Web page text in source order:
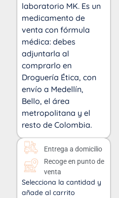
laboratorio MK. Es un
medicamento de
venta con fórmula
médica: debes
adjuntarla al
comprarlo en
Droguería Ética, con
envío a Medellín,
Bello, el área
metropolitana y el
resto de Colombia.
Entrega a domicilio
Recoge en punto de
venta
Selecciona la cantidad y
añade al carrito